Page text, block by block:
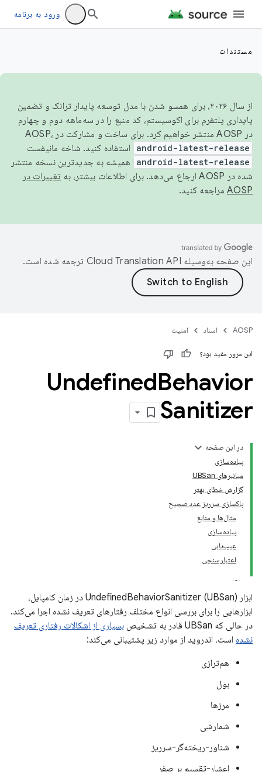
ورود به برنامه
مستندات
از سال ۲۰۲۶، برای همسو شدن با مدل توسعه پایدار ترانک و تضمین
پایداری پلتفرم برای اکوسیستم، کد منبع را در سه‌ماهه دوم و چهارم
در AOSP منتشر خواهیم کرد. برای ساخت و مشارکت در AOSP،
android-latest-release استفاده کنید. شاخه مانیفست
android-latest-release
همیشه به جدیدترین نسخه منتشر
شده در AOSP ارجاع می‌دهد. برای اطلاعات بیشتر، به
تغییرات در
AOSP مراجعه کنید.
این صفحه به‌وسیله ترجمه شده است.
AOSP اسناد امنیت
این مرور مفید بود؟
UndefinedBehavior
Sanitizer
در این صفحه
پیاده‌سازی
میانبرهای UBSan
گزارش خطای بهتر
پاکسازی سرریز عدد صحیح
مثال‌ها و منابع
پیاده‌سازی
عیب‌یابی
اعتبارسنجی
ابزار UndefinedBehaviorSanitizer (UBSan) در زمان کامپایل،
ابزارهایی را برای بررسی انواع مختلف رفتارهای تعریف نشده اجرا می‌کند.
در حالی که UBSan قادر به تشخیص
بسیاری از اشکالات رفتاری تعریف
نشده است، اندروید از موارد زیر پشتیبانی می‌کند:
هم‌ترازی
بول
مرزها
شمارشی
شناور-ریخته‌گر-سرریز
اعشار-تقسیم بر صفر